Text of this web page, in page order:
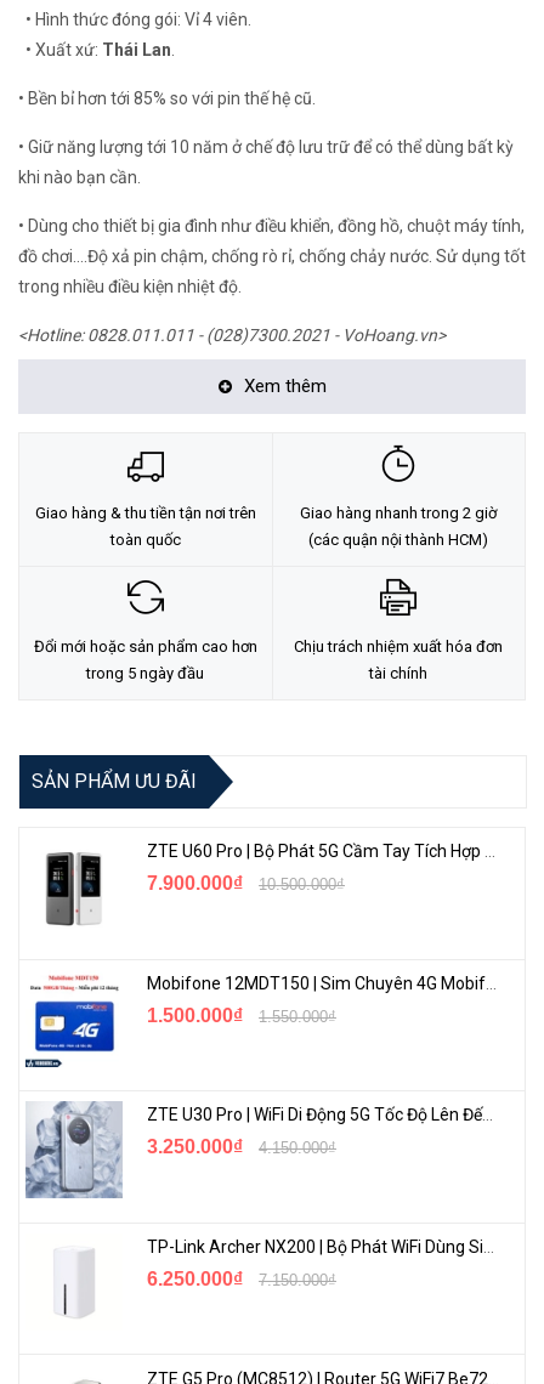
• Hình thức đóng gói: Vỉ 4 viên.
• Xuất xứ: Thái Lan
• Bền bỉ hơn tới 85% so với pin thế hệ cũ.
• Giữ năng lượng tới 10 năm ở chế độ lưu trữ để có thể dùng bất kỳ
khi nào bạn cần.
• Dùng cho thiết bị gia đình như điều khiển, đồng hồ, chuột máy tính,
đồ chơi....Độ xả pin chậm, chống rò rỉ, chống chảy nước. Sử dụng tốt
trong nhiều điều kiện nhiệt độ.
<Hotline: 0828.011.011 - (028)7300.2021 - VoHoang.vn>
Xem thêm
Giao hàng & thu tiền tận nơi trên
toàn quốc
Giao hàng nhanh trong 2 giờ
(các quận nội thành HCM)
Đổi mới hoặc sản phẩm cao hơn
trong 5 ngày đầu
Chịu trách nhiệm xuất hóa đơn
tài chính
SẢN PHẨM ƯU ĐÃI
ZTE U60 Pro | Bộ Phát 5G Cầm Tay Tích Hợp Công Nghệ WiFi 7, Pin 10000mAh
7.900.000₫ 10.500.000₫
1.500.000₫ 1.550.000₫
ZTE U30 Pro | WiFi Di Động 5G Tốc Độ Lên Đến 500Mbps, Màn Hình Cảm Ứng
3.250.000₫ 4.150.000₫
6.250.000₫ 7.150.000₫